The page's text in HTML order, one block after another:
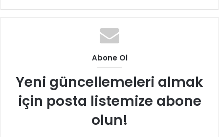
Abone Ol
Yeni güncellemeleri almak
için posta listemize abone
olun!